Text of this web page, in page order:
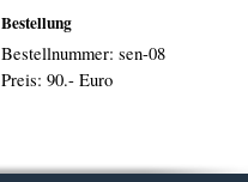
Bestellung
Bestellnummer: sen-08
Preis: 90.- Euro